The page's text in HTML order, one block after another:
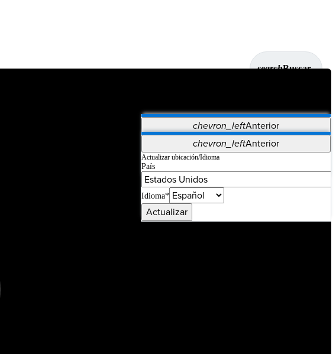
searchBuscar
chevron_leftAnterior
Vet Systems OrthoPedia Patient
Supplier Portal
Synergy Imaging & Resection
chevron_leftAnterior
Actualizar ubicación/Idioma
País
Idioma*
Actualizar